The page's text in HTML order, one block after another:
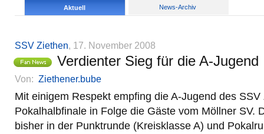
Aktuell News-Archiv
SSV Ziethen, 17. November 2008
Verdienter Sieg für die A-Jugend
Von: Ziethener.bube
Mit einigem Respekt empfing die A-Jugend des
Pokalhalbfinale in Folge die Gäste vom Möllner SV.
bisher in der Punktrunde (Kreisklasse A) und